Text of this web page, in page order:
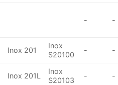
- -
Inox 201
Inox
S20100
- -
Inox 201L
Inox
S20103
- -